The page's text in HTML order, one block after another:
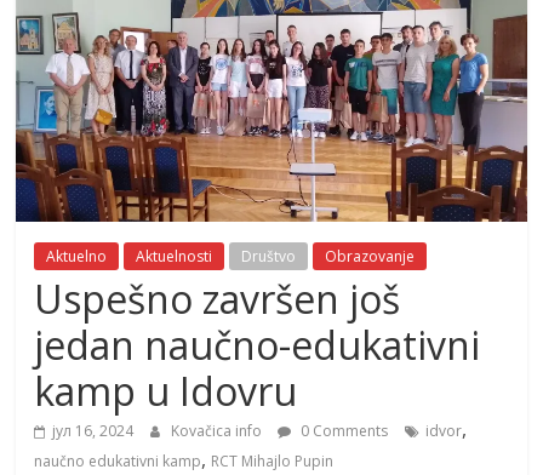
Aktuelno Aktuelnosti Društvo Obrazovanje
Uspešno završen još
jedan naučno-edukativni
kamp u Idovru
јул 16, 2024 Kovačica info 0 Comments idvor,
naučno edukativni kamp, RCT Mihajlo Pupin